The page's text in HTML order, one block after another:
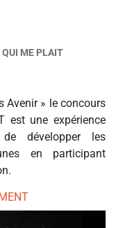
ME PLAIT
Avenir » le concours
est une expérience
développer les
en participant